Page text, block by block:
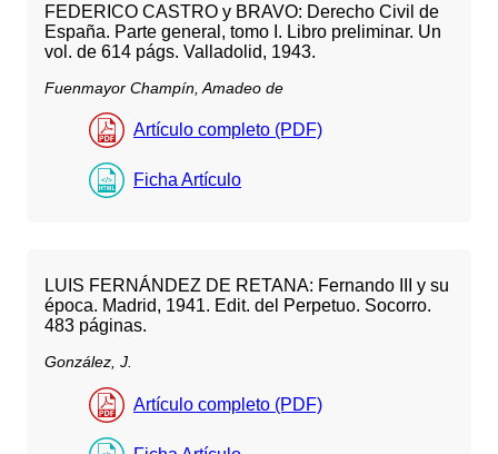
FEDERICO CASTRO y BRAVO: Derecho Civil de
España. Parte general, tomo I. Libro preliminar. Un
vol. de 614 págs. Valladolid, 1943.
Fuenmayor Champín, Amadeo de
Artículo completo (PDF)
Ficha Artículo
LUIS FERNÁNDEZ DE RETANA: Fernando III y su
época. Madrid, 1941. Edit. del Perpetuo. Socorro.
483 páginas.
González, J.
Artículo completo (PDF)